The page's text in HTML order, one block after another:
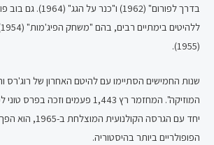
בדרך לפורום" (1962)
(1955).
שנות החמישים הסתיימו עם להיטם האחרון של רוג'רס
המוזיקה". המחזמר רץ 1,443 פעמים
יחד עם הגרסה
הפופולריים ביותר בהיסטוריה.